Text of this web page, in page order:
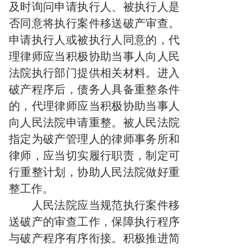
及时询问申请执行人、被执行人是
否同意将执行案件移送破产审查。
申请执行人或被执行人同意的，代
理律师应当积极协助当事人向人民
法院执行部门提供相关材料。进入
破产程序后，债务人具备重整条件
的，代理律师应当积极协助当事人
向人民法院申请重整。被人民法院
指定为破产管理人的律师事务所和
律师，应当切实履行职责，制定可
行重整计划，协助人民法院做好重
整工作。
人民法院应当规范执行案件移
送破产的审查工作，保障执行程序
与破产程序有序衔接。积极推进简